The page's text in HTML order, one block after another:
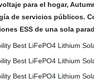
para el hogar,
de servicios públicos.
ESS de una sola